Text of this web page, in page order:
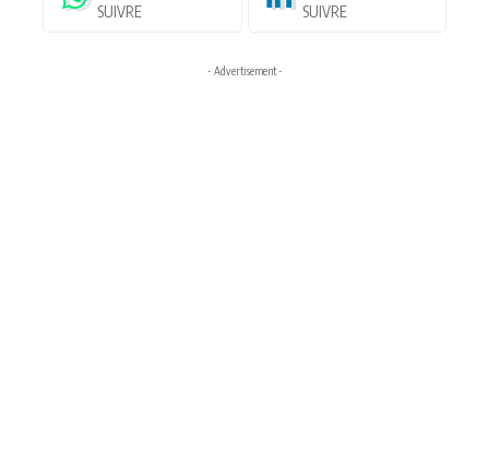
SUIVRE SUIVRE
- Advertisement -